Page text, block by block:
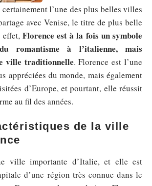
l’une des plus belles villes
avec Venise, le titre de plus belle
Florence est à la fois un symbole
romantisme à l’italienne, mais
ville traditionnelle. Florence est l’une
appréciées du monde, mais également
d’Europe, et pourtant, elle réussit
au fil des années.
de la ville
ville importante d’Italie, et elle est
d’une région très connue dans le